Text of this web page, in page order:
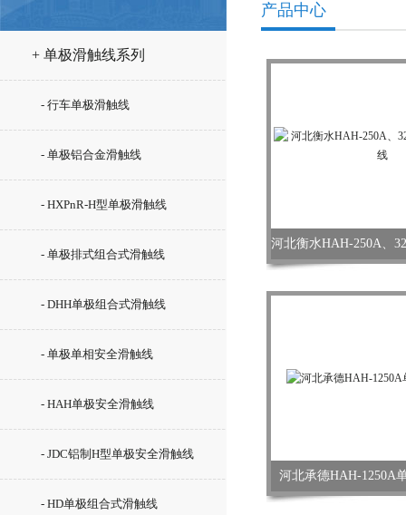
+ 单极滑触线系列
- 行车单极滑触线
- 单极铝合金滑触线
- HXPnR-H型单极滑触线
- 单极排式组合式滑触线
- DHH单极组合式滑触线
- 单极单相安全滑触线
- HAH单极安全滑触线
- JDC铝制H型单极安全滑触线
- HD单极组合式滑触线
产品中心
河北承德HAH-1250A